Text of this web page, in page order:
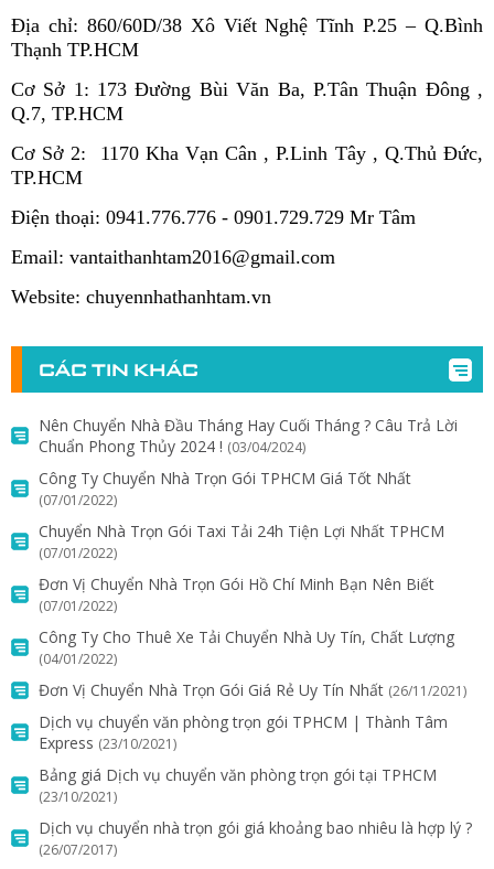
Địa chỉ: 860/60D/38 Xô Viết Nghệ Tĩnh P.25 – Q.Bình
Thạnh TP.HCM
Cơ Sở 1: 173 Đường Bùi Văn Ba, P.Tân Thuận Đông ,
Q.7, TP.HCM
Cơ Sở 2: 1170 Kha Vạn Cân , P.Linh Tây , Q.Thủ Đức,
TP.HCM
Điện thoại: 0941.776.776 - 0901.729.729 Mr Tâm
Email: vantaithanhtam2016@gmail.com
Website: chuyennhathanhtam.vn
CÁC TIN KHÁC
Nên Chuyển Nhà Đầu Tháng Hay Cuối Tháng ? Câu Trả Lời
Chuẩn Phong Thủy 2024 ! (03/04/2024)
Công Ty Chuyển Nhà Trọn Gói TPHCM Giá Tốt Nhất
(07/01/2022)
Chuyển Nhà Trọn Gói Taxi Tải 24h Tiện Lợi Nhất TPHCM
(07/01/2022)
Đơn Vị Chuyển Nhà Trọn Gói Hồ Chí Minh Bạn Nên Biết
(07/01/2022)
Công Ty Cho Thuê Xe Tải Chuyển Nhà Uy Tín, Chất Lượng
(04/01/2022)
Đơn Vị Chuyển Nhà Trọn Gói Giá Rẻ Uy Tín Nhất (26/11/2021)
Dịch vụ chuyển văn phòng trọn gói TPHCM | Thành Tâm
Express (23/10/2021)
Bảng giá Dịch vụ chuyển văn phòng trọn gói tại TPHCM
(23/10/2021)
Dịch vụ chuyển nhà trọn gói giá khoảng bao nhiêu là hợp lý ?
(26/07/2017)